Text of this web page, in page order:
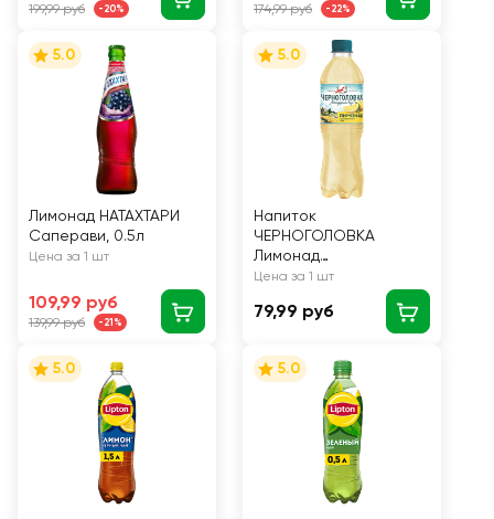
199,99 руб -20% 174,99 руб -22%
5.0
Лимонад НАТАХТАРИ
Саперави, 0.5л
Цена за 1 шт
109,99 руб
139,99 руб -21%
5.0
Напиток
ЧЕРНОГОЛОВКА
Лимонад
оригинальный
сильногазированный,
0.5л
Цена за 1 шт
79,99 руб
5.0 5.0